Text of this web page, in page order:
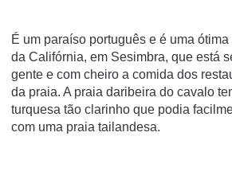
É um paraíso português e é uma
da Califórnia, em Sesimbra, que está
gente e com cheiro a comida dos
da praia. A praia daribeira do cavalo
turquesa tão clarinho que podia
com uma praia tailandesa.